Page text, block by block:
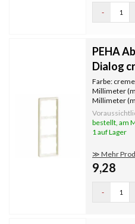
-
PEHA
Dialog
Farbe:
Millimeter
Millimeter
unbehandelt
bestellt, am
1 auf Lager
≫ Mehr
9,28
-